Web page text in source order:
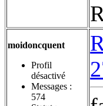
moidoncquent
Profil
désactivé
Messages :
574